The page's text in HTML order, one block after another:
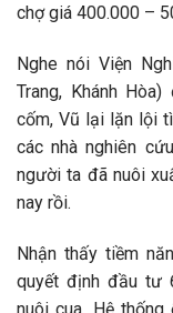
chợ giá 400.000 –
Nghe nói Viện
Trang, Khánh
cốm, Vũ lại lặn lội
các nhà nghiên
người ta đã nuôi
nay rồi.
Nhận thấy tiềm
quyết định đầu tư